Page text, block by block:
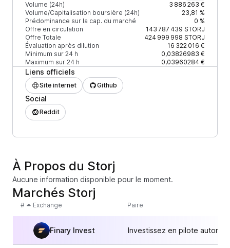
Volume (24h)
3 886 263 €
Volume/Capitalisation boursière (24h)
23,81 %
Prédominance sur la cap. du marché
0 %
Offre en circulation
143 787 439 STORJ
Offre Totale
424 999 998 STORJ
Évaluation après dilution
16 322 016 €
Minimum sur 24 h
0,03826983 €
Maximum sur 24 h
0,03960284 €
Liens officiels
Site internet Github
Social
Reddit
À Propos du Storj
Aucune information disponible pour le moment.
Marchés Storj
# Exchange Paire
Finary Invest Investissez en pilote